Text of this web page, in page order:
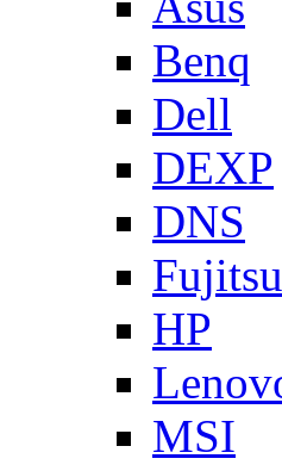
Benq
Dell
DEXP
DNS
HP
MSI